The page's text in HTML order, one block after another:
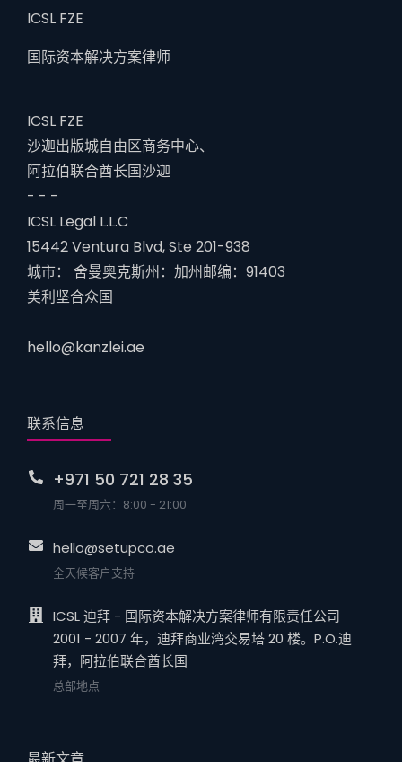
ICSL FZE
国际资本解决方案律师
ICSL FZE
沙迦出版城自由区商务中心、
阿拉伯联合酋长国沙迦
- - -
ICSL Legal L.L.C
15442 Ventura Blvd, Ste 201-938
城市： 舍曼奥克斯州：加州邮编：91403
美利坚合众国
hello@kanzlei.ae
联系信息
+971 50 721 28 35
周一至周六：8:00 - 21:00
hello@setupco.ae
全天候客户支持
ICSL 迪拜 - 国际资本解决方案律师有限责任公司
2001 - 2007 年，迪拜商业湾交易塔 20 楼。P.O.迪
拜，阿拉伯联合酋长国
总部地点